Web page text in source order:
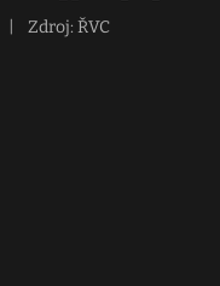
Zdroj: ŘVC